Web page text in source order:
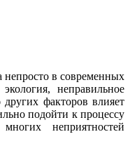
непросто в современных
неправильное
факторов влияет
подойти к процессу
неприятностей